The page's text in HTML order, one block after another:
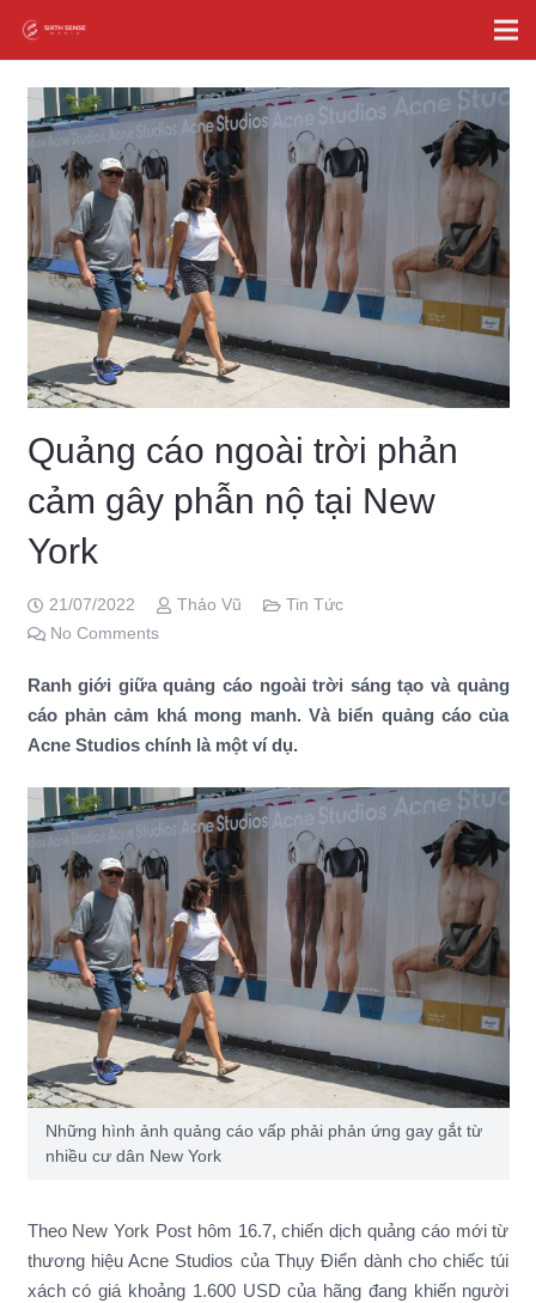
Quảng cáo ngoài trời phản
cảm gây phẫn nộ tại New
York
21/07/2022 Thảo Vũ
Tin Tức
No Comments
Ranh giới giữa quảng cáo ngoài trời sáng tạo và quảng
cáo phản cảm khá mong manh. Và biển quảng cáo của
Acne Studios chính là một ví dụ.
Những hình ảnh quảng cáo vấp phải phản ứng gay gắt từ
nhiều cư dân New York
Theo New York Post hôm 16.7, chiến dịch quảng cáo mới từ
thương hiệu Acne Studios của Thụy Điển dành cho chiếc túi
xách có giá khoảng 1.600 USD của hãng đang khiến người